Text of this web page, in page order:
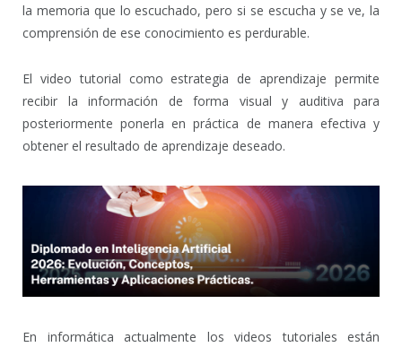
la memoria que lo escuchado, pero si se escucha y se ve, la
comprensión de ese conocimiento es perdurable.
El video tutorial como estrategia de aprendizaje permite
recibir la información de forma visual y auditiva para
posteriormente ponerla en práctica de manera efectiva y
obtener el resultado de aprendizaje deseado.
En informática actualmente los videos tutoriales están